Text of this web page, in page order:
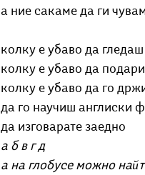
а ние сакаме да ги
колку е убаво да
колку е убаво да
колку е убаво да го
да го научиш англиски
да изговарате заедно
а б в г д
а на глобусе можно